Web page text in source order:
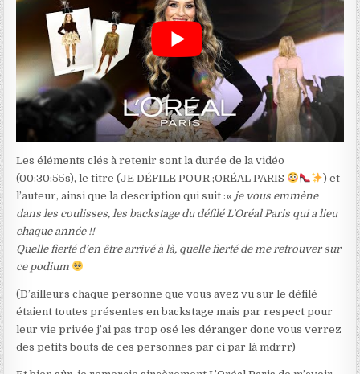
Les éléments clés à retenir sont la durée de la vidéo
(00:30:55s), le titre (JE DÉFILE POUR ;ORÉAL PARIS
) et
l’auteur, ainsi que la description qui suit :« je vous emmène
dans les coulisses, les backstage du défilé L’Oréal Paris qui a lieu
chaque année !!
Quelle fierté d’en être arrivé à là, quelle fierté de me retrouver sur
ce podium
(D’ailleurs chaque personne que vous avez vu sur le défilé
étaient toutes présentes en backstage mais par respect pour
leur vie privée j’ai pas trop osé les déranger donc vous verrez
des petits bouts de ces personnes par ci par là mdrrr)